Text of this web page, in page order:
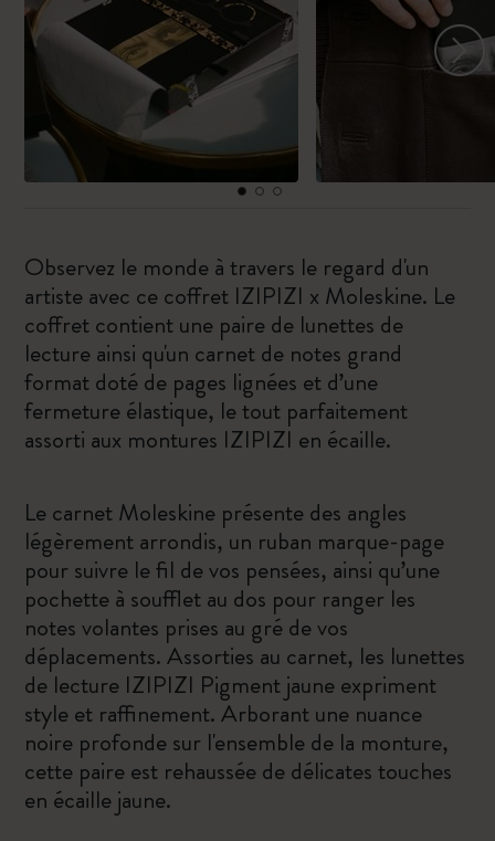
Observez le monde à travers le regard d'un
artiste avec ce coffret IZIPIZI x Moleskine. Le
coffret contient une paire de lunettes de
lecture ainsi qu'un carnet de notes grand
format doté de pages lignées et d’une
fermeture élastique, le tout parfaitement
assorti aux montures IZIPIZI en écaille.
Le carnet Moleskine présente des angles
légèrement arrondis, un ruban marque-page
pour suivre le fil de vos pensées, ainsi qu’une
pochette à soufflet au dos pour ranger les
notes volantes prises au gré de vos
déplacements. Assorties au carnet, les lunettes
de lecture IZIPIZI Pigment jaune expriment
style et raffinement. Arborant une nuance
noire profonde sur l'ensemble de la monture,
cette paire est rehaussée de délicates touches
en écaille jaune.